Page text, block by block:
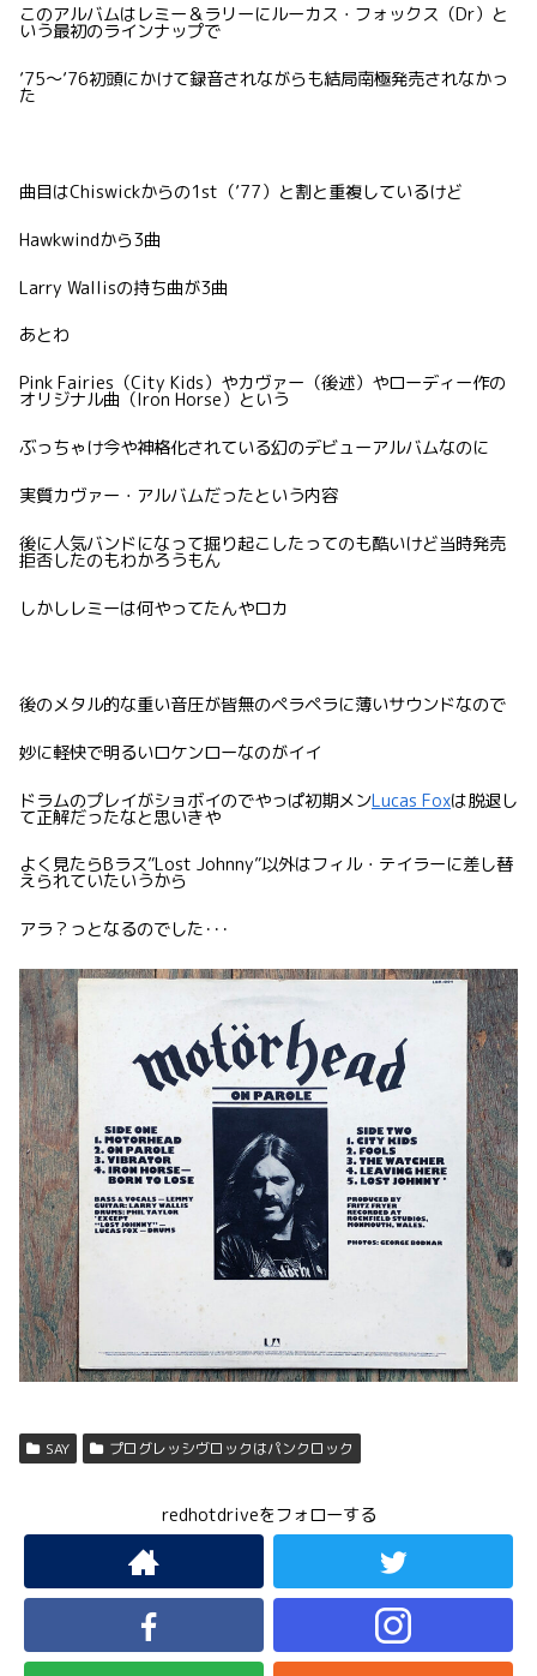
このアルバムはレミー＆ラリーにルーカス・フォックス（Dr）と
いう最初のラインナップで
’75〜’76初頭にかけて録音されながらも結局南極発売されなかっ
た
曲目はChiswickからの1st（’77）と割と重複しているけど
Hawkwindから3曲
Larry Wallisの持ち曲が3曲
あとわ
Pink Fairies（City Kids）やカヴァー（後述）やローディー作の
オリジナル曲（Iron Horse）という
ぶっちゃけ今や神格化されている幻のデビューアルバムなのに
実質カヴァー・アルバムだったという内容
後に人気バンドになって掘り起こしたってのも酷いけど当時発売
拒否したのもわかろうもん
しかしレミーは何やってたんやロカ
後のメタル的な重い音圧が皆無のペラペラに薄いサウンドなので
妙に軽快で明るいロケンローなのがイイ
ドラムのプレイがショボイのでやっぱ初期メンLucas Foxは脱退し
て正解だったなと思いきや
よく見たらBラス”Lost Johnny”以外はフィル・テイラーに差し替
えられていたいうから
アラ？っとなるのでした･･･
SAY プログレッシヴロックはパンクロック
redhotdriveをフォローする